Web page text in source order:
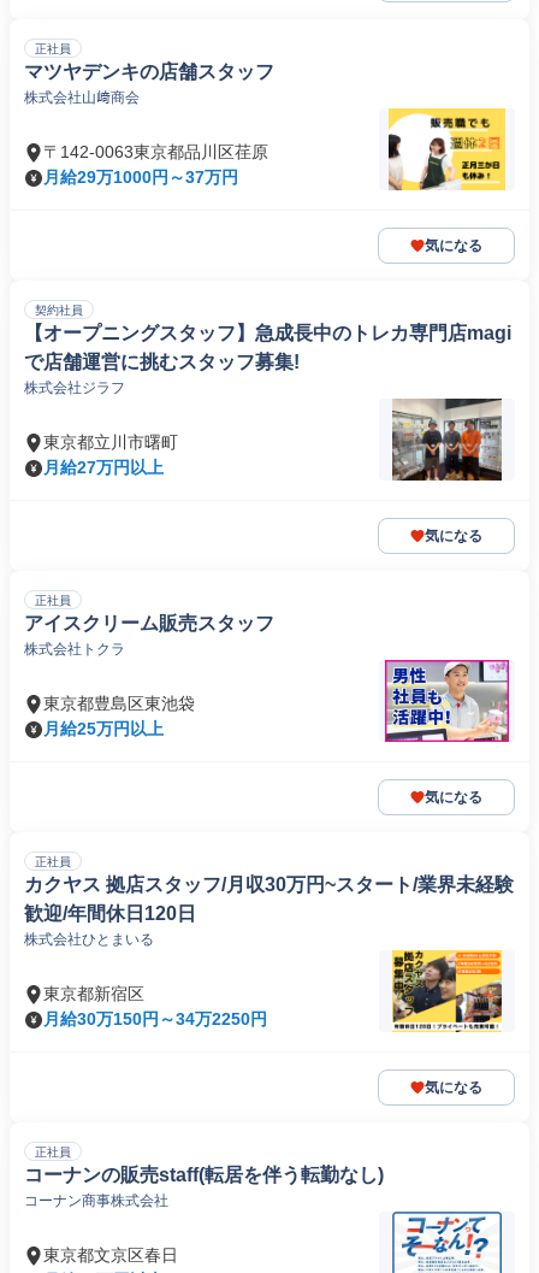
正社員
マツヤデンキの店舗スタッフ
株式会社山﨑商会
〒142-0063東京都品川区荏原
月給29万1000円～37万円
気になる
契約社員
【オープニングスタッフ】急成長中のトレカ専門店magi
で店舗運営に挑むスタッフ募集!
株式会社ジラフ
東京都立川市曙町
月給27万円以上
気になる
正社員
アイスクリーム販売スタッフ
株式会社トクラ
東京都豊島区東池袋
月給25万円以上
気になる
正社員
カクヤス 拠店スタッフ/月収30万円~スタート/業界未経験
歓迎/年間休日120日
株式会社ひとまいる
東京都新宿区
月給30万150円～34万2250円
気になる
正社員
コーナンの販売staff(転居を伴う転勤なし)
コーナン商事株式会社
東京都文京区春日